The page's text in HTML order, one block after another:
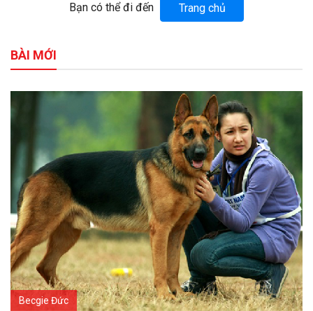
Bạn có thể đi đến Trang chủ
BÀI MỚI
Becgie Đức